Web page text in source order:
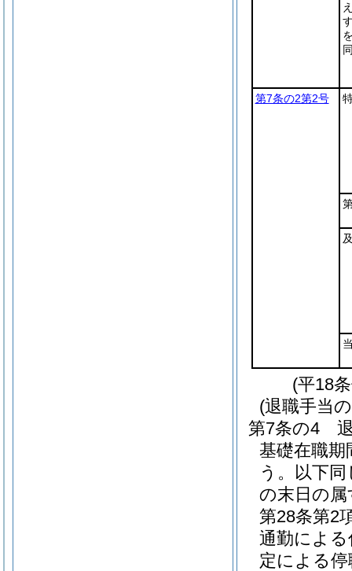
第7条の2第2号
(平18
(退職手当
第7条の4
基礎在職期
う。以下同
の末日の
第28条第2
通勤によ
定による